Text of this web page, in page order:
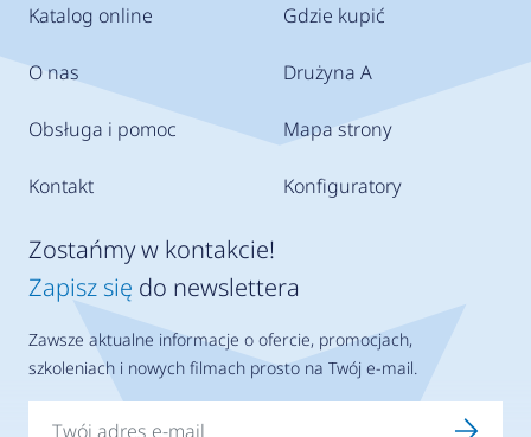
Katalog online
O nas
Obsługa i pomoc
Kontakt
Gdzie kupić
Drużyna A
Mapa strony
Konfiguratory
Zostańmy w kontakcie!
Zapisz się do newslettera
Zawsze aktualne informacje o ofercie, promocjach,
szkoleniach i nowych filmach prosto na Twój e-mail.